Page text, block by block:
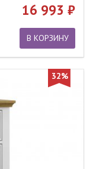
16 993
В КОРЗИНУ
32%